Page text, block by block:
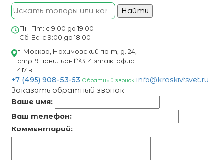
Найти
Пн-Пт: с 9:00 до 19:00
Сб-Вс: с 9:00 до 18:00
г. Москва, Нахимовский пр-т, д. 24,
стр. 9 павильон №3, 4 этаж. офис
417 в
+7 (495) 908-53-53 Обратный звонок info@kraskivtsvet.ru
Заказать обратный звонок
Ваше имя:
Ваш телефон:
Комментарий: